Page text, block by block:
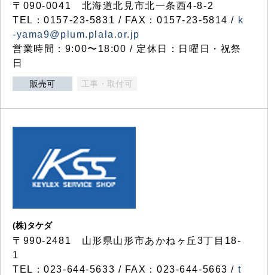
〒090-0041 北海道北見市北一条西4-8-2
TEL：0157-23-5831 / FAX：0157-23-5814 / k
-yama9@plum.plala.or.jp
営業時間：9:00〜18:00 / 定休日：日曜日・祝祭
日
販売可 工事・取付可
(株)タケダ
〒990-2481 山形県山形市あかねヶ丘3丁目18-
1
TEL：023-644-5633 / FAX：023-644-5663 / t